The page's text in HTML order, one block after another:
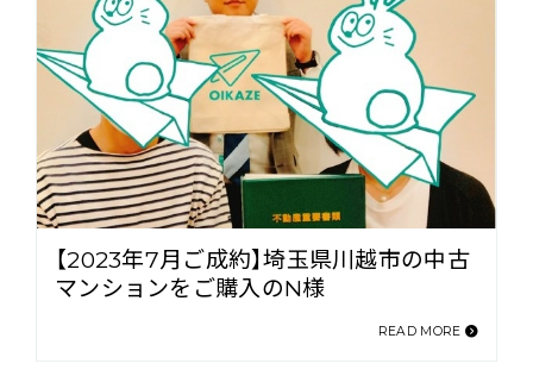
【2023年7月ご成約】埼玉県川越市の中古
マンションをご購入のN様
READ MORE